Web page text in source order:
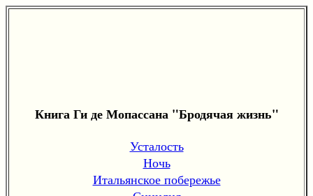
Книга Ги де Мопассана "Бродячая жизнь"
Усталость
Ночь
Итальянское побережье